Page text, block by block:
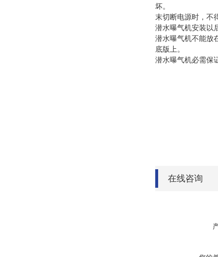
坏。
末切断电源时，不
潜水曝气机安装以
潜水曝气机不能放
底版上。
潜水曝气机必需保
在线咨询